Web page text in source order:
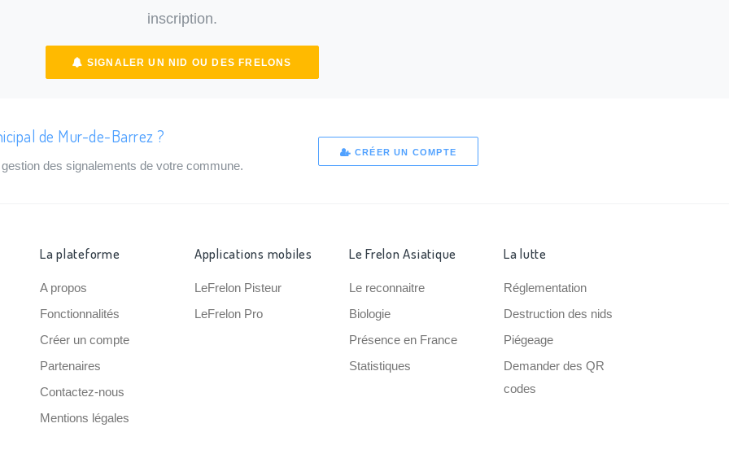
inscription.
SIGNALER UN NID OU DES FRELONS
de Mur-de-Barrez ?
des signalements de votre commune.
CRÉER UN COMPTE
La plateforme
A propos
Fonctionnalités
Créer un compte
Partenaires
Contactez-nous
Mentions légales
Applications mobiles
LeFrelon Pisteur
LeFrelon Pro
Le Frelon Asiatique
Le reconnaitre
Biologie
Présence en France
Statistiques
La lutte
Réglementation
Destruction des nids
Piégeage
Demander des QR
codes